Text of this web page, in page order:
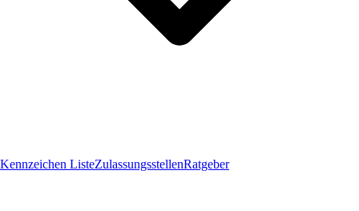
Kennzeichen ListeZulassungsstellenRatgeber